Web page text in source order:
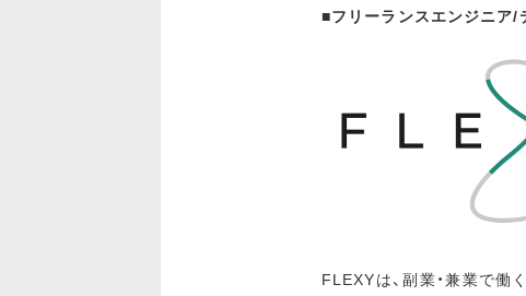
■フリーランスエンジニア/
FLEXYは、副業・兼業で